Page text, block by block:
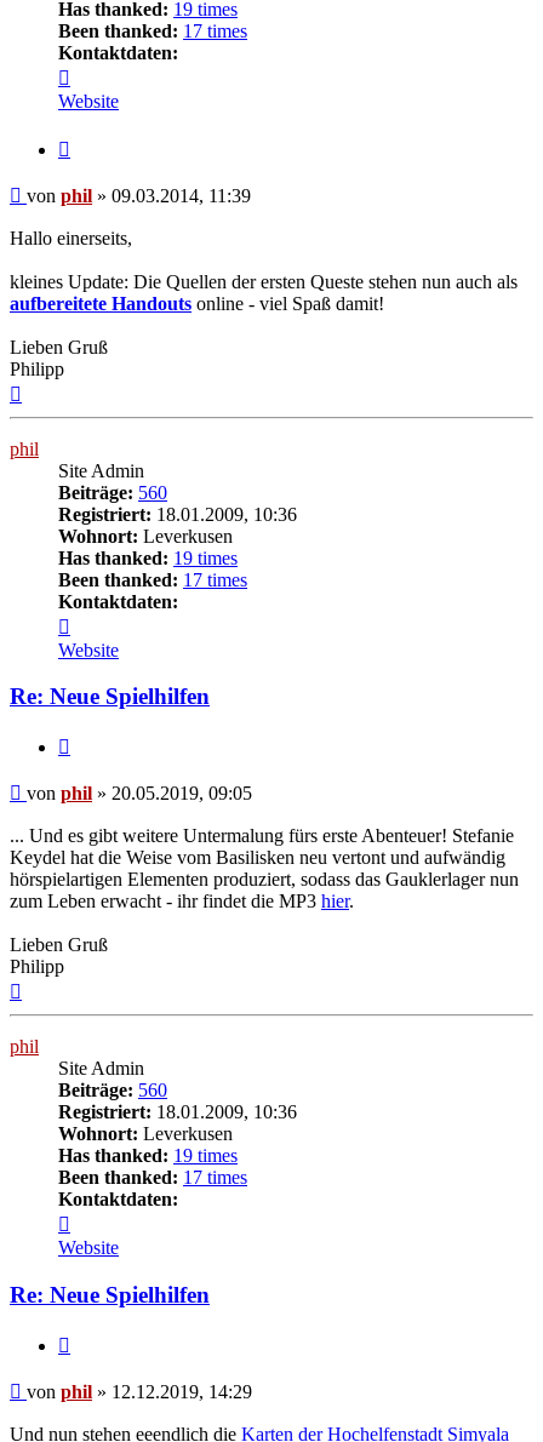
Has thanked: 19 times
Been thanked: 17 times
Kontaktdaten:
von
phil
Website
Beitrag
von phil » 09.03.2014, 11:39
Hallo einerseits,
kleines Update: Die Quellen der ersten Queste stehen nun auch als
aufbereitete Handouts online - viel Spaß damit!
Lieben Gruß
Philipp
phil
Site Admin
Beiträge: 560
Registriert: 18.01.2009, 10:36
Wohnort: Leverkusen
Has thanked: 19 times
Been thanked: 17 times
Kontaktdaten:
von
phil
Website
Re: Neue Spielhilfen
Beitrag
von phil » 20.05.2019, 09:05
... Und es gibt weitere Untermalung fürs erste Abenteuer! Stefanie
Keydel hat die Weise vom Basilisken neu vertont und aufwändig
hörspielartigen Elementen produziert, sodass das Gauklerlager nun
zum Leben erwacht - ihr findet die MP3 hier.
Lieben Gruß
Philipp
phil
Site Admin
Beiträge: 560
Registriert: 18.01.2009, 10:36
Wohnort: Leverkusen
Has thanked: 19 times
Been thanked: 17 times
Kontaktdaten:
von
phil
Website
Re: Neue Spielhilfen
Beitrag
von phil » 12.12.2019, 14:29
Und nun stehen eeendlich die Karten der Hochelfenstadt Simyala